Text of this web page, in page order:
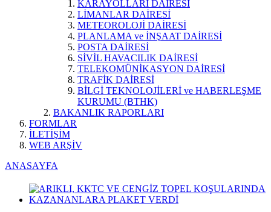
KARAYOLLARI DAİRESİ
LİMANLAR DAİRESİ
METEOROLOJİ DAİRESİ
PLANLAMA ve İNŞAAT DAİRESİ
POSTA DAİRESİ
SİVİL HAVACILIK DAİRESİ
TELEKOMÜNİKASYON DAİRESİ
TRAFİK DAİRESİ
BİLGİ TEKNOLOJİLERİ ve HABERLEŞME
KURUMU (BTHK)
BAKANLIK RAPORLARI
FORMLAR
İLETİŞİM
WEB ARŞİV
ANASAYFA